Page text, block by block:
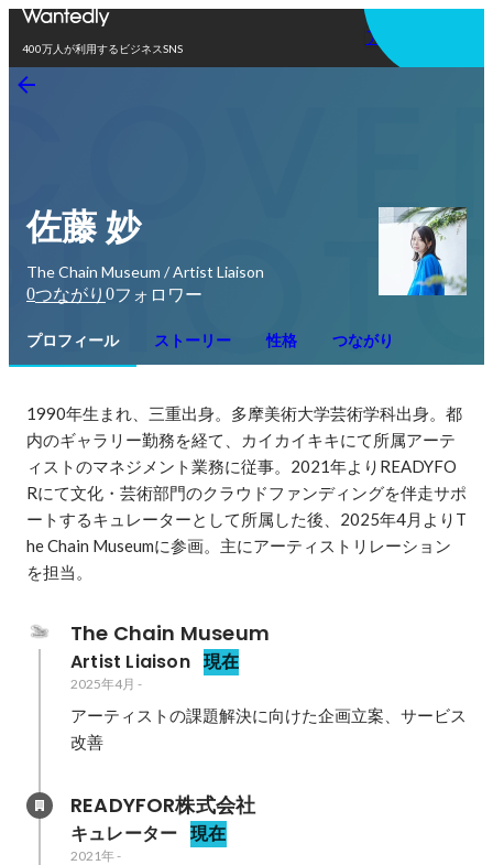
400万人が利用するビジネスSNS
アプリを使う
佐藤 妙
The Chain Museum / Artist Liaison
0つながり 0フォロワー
プロフィール ストーリー 性格 つながり
1990年生まれ、三重出身。多摩美術大学芸術学科出身。都
内のギャラリー勤務を経て、カイカイキキにて所属アーテ
ィストのマネジメント業務に従事。2021年よりREADYFO
Rにて文化・芸術部門のクラウドファンディングを伴走サポ
ートするキュレーターとして所属した後、2025年4月よりT
he Chain Museumに参画。主にアーティストリレーション
を担当。
The Chain Museum
Artist Liaison 現在
2025年4月 -
アーティストの課題解決に向けた企画立案、サービス
改善
READYFOR株式会社
キュレーター 現在
2021年-